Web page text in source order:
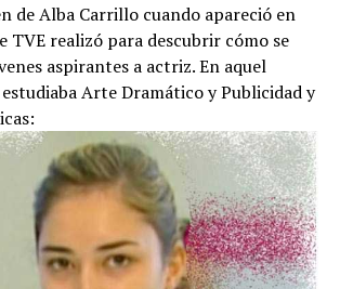
de Alba Carrillo cuando apareció en
TVE realizó para descubrir cómo se
aspirantes a actriz. En aquel
Arte Dramático y Publicidad y